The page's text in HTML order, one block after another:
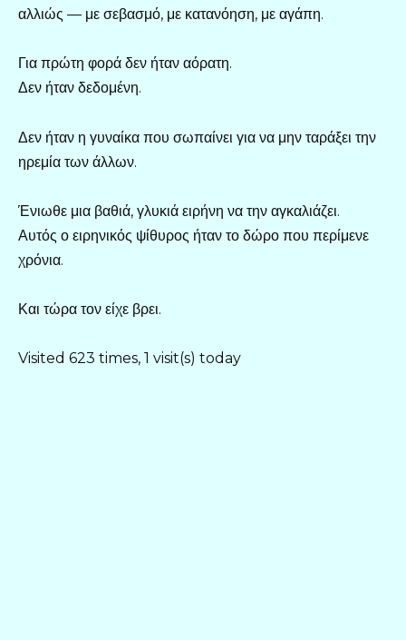
αλλιώς — με σεβασμό, με κατανόηση, με αγάπη.
Για πρώτη φορά δεν ήταν αόρατη.
Δεν ήταν δεδομένη.
Δεν ήταν η γυναίκα που σωπαίνει για να μην ταράξει την
ηρεμία των άλλων.
Ένιωθε μια βαθιά, γλυκιά ειρήνη να την αγκαλιάζει.
Αυτός ο ειρηνικός ψίθυρος ήταν το δώρο που περίμενε
χρόνια.
Και τώρα τον είχε βρει.
Visited 623 times, 1 visit(s) today